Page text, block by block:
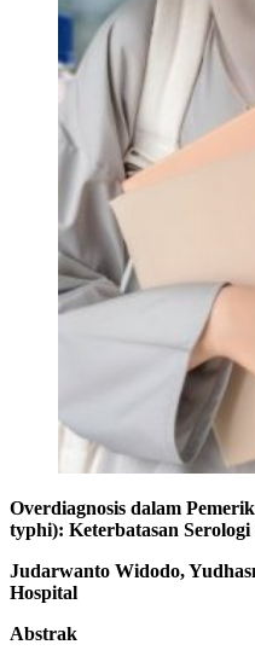
Overdiagnosis dalam
typhi): Keterbatasan
Judarwanto Widodo,
Hospital
Abstrak